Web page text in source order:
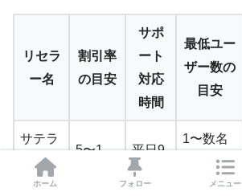
リセラ
ー名
割引率
の目安
サポ
ート
対応
時間
最低ユー
ザー数の
目安
サテラ
イトオ
フィス
5〜1
平日9-
18時
1〜数名
から相談
ホーム フォロー メニュー